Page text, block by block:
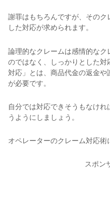
謝罪はもちろんですが、そのク
した対応が求められます。
論理的なクレームは感情的な
のではなく、しっかりとした
対応」とは、商品代金の返金
が必要です。
自分では対応できそうもなけ
うようにしましょう。
オペレーターのクレーム対応術
スポン